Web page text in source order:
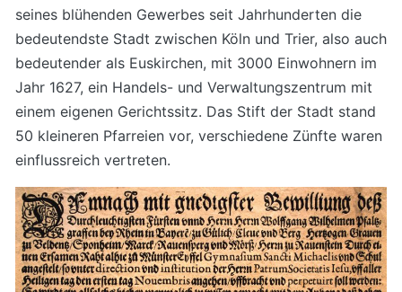
seines blühenden Gewerbes seit Jahrhunderten die
bedeutendste Stadt zwischen Köln und Trier, also auch
bedeutender als Euskirchen, mit 3000 Einwohnern im
Jahr 1627, ein Handels- und Verwaltungszentrum mit
einem eigenen Gerichtssitz. Das Stift der Stadt stand
50 kleineren Pfarreien vor, verschiedene Zünfte waren
einflussreich vertreten.